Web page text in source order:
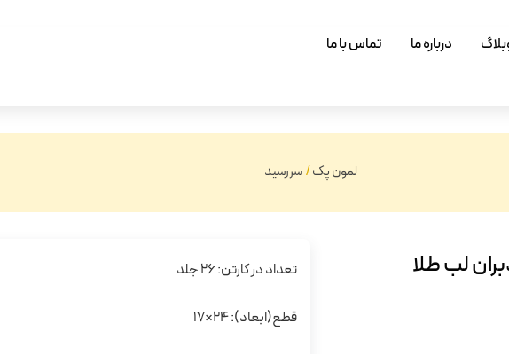
درباره ما تماس با ما
لمون پک/سررسید
لب طلا تعداد در کارتن: 26 جلد
قطع(ابعاد): 24×17